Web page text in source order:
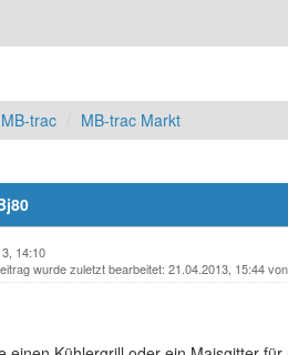
trac MB-trac Markt
14:10
wurde zuletzt bearbeitet: 21.04.2013, 15:44 von